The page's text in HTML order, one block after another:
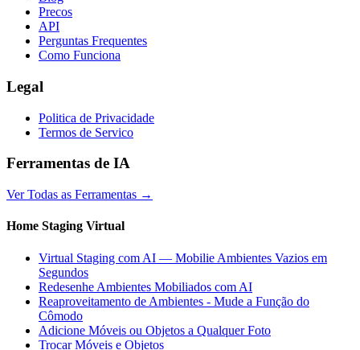
Precos
API
Perguntas Frequentes
Como Funciona
Legal
Politica de Privacidade
Termos de Servico
Ferramentas de IA
Ver Todas as Ferramentas →
Home Staging Virtual
Virtual Staging com AI — Mobilie Ambientes Vazios em
Segundos
Redesenhe Ambientes Mobiliados com AI
Reaproveitamento de Ambientes - Mude a Função do
Cômodo
Adicione Móveis ou Objetos a Qualquer Foto
Trocar Móveis e Objetos